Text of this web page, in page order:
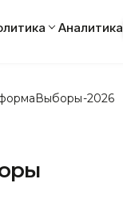
Аналитика
Выборы-2026